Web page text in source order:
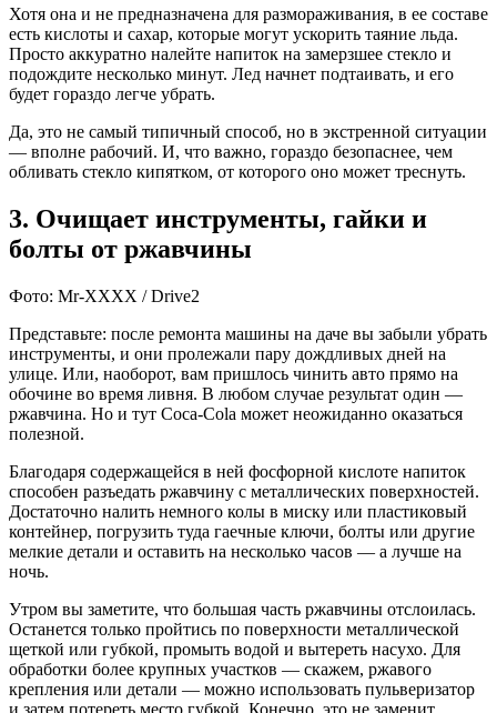
Хотя она и не предназначена для размораживания, в ее составе
есть кислоты и сахар, которые могут ускорить таяние льда.
Просто аккуратно налейте напиток на замерзшее стекло и
подождите несколько минут. Лед начнет подтаивать, и его
будет гораздо легче убрать.
Да, это не самый типичный способ, но в экстренной ситуации
— вполне рабочий. И, что важно, гораздо безопаснее, чем
обливать стекло кипятком, от которого оно может треснуть.
3. Очищает инструменты, гайки и
болты от ржавчины
Фото: Mr-XXXX / Drive2
Представьте: после ремонта машины на даче вы забыли убрать
инструменты, и они пролежали пару дождливых дней на
улице. Или, наоборот, вам пришлось чинить авто прямо на
обочине во время ливня. В любом случае результат один —
ржавчина. Но и тут Coca-Cola может неожиданно оказаться
полезной.
Благодаря содержащейся в ней фосфорной кислоте напиток
способен разъедать ржавчину с металлических поверхностей.
Достаточно налить немного колы в миску или пластиковый
контейнер, погрузить туда гаечные ключи, болты или другие
мелкие детали и оставить на несколько часов — а лучше на
ночь.
Утром вы заметите, что большая часть ржавчины отслоилась.
Останется только пройтись по поверхности металлической
щеткой или губкой, промыть водой и вытереть насухо. Для
обработки более крупных участков — скажем, ржавого
крепления или детали — можно использовать пульверизатор
и затем потереть место губкой. Конечно, это не заменит